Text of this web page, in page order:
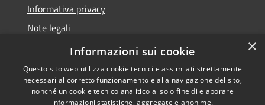
Informativa privacy
Note legali
Dichiarazione di accessibilità
×
Informazioni sui cookie
Questo sito web utilizza cookie tecnici e assimilati strettamente
necessari al corretto funzionamento e alla navigazione del sito,
nonché un cookie tecnico analitico al solo fine di elaborare
informazioni statistiche, aggregate e anonime.